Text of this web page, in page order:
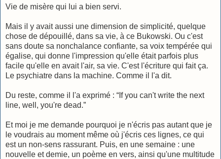
Vie de misère qui lui a bien servi.
Mais il y avait aussi une dimension de simplicité, quelque
chose de dépouillé, dans sa vie, à ce Bukowski. Ou c'est
sans doute sa nonchalance confiante, sa voix tempérée qui
égalise, qui donne l'impression qu'elle était parfois plus
facile qu'elle en avait l'air, sa vie. C'est l'écriture qui fait ça.
Le psychiatre dans la machine. Comme il l'a dit.
Du reste, comme il l'a exprimé : “If you can't write the next
line, well, you're dead.”
Et moi je me demande pourquoi je n'écris pas autant que je
le voudrais au moment même où j'écris ces lignes, ce qui
est un non-sens rassurant. Puis, en une semaine : une
nouvelle et demie, un poème en vers, ainsi qu'une multitude